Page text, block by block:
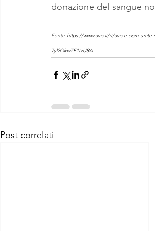
donazione del sangue
Fonte https://www.avis.it/it/avis-e-cism-
7yl2QkwZF1tvU8A
Post correlati